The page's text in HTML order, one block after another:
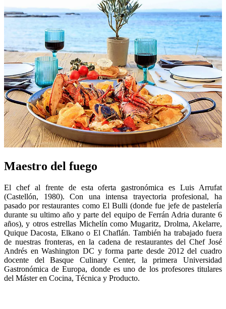
Maestro del fuego
El chef al frente de esta oferta gastronómica es Luis Arrufat
(Castellón, 1980). Con una intensa trayectoria profesional, ha
pasado por restaurantes como El Bulli (donde fue jefe de pastelería
durante su ultimo año y parte del equipo de Ferrán Adria durante 6
años), y otros estrellas Michelín como Mugaritz, Drolma, Akelarre,
Quique Dacosta, Elkano o El Chaflán. También ha trabajado fuera
de nuestras fronteras, en la cadena de restaurantes del Chef José
Andrés en Washington DC y forma parte desde 2012 del cuadro
docente del Basque Culinary Center, la primera Universidad
Gastronómica de Europa, donde es uno de los profesores titulares
del Máster en Cocina, Técnica y Producto.